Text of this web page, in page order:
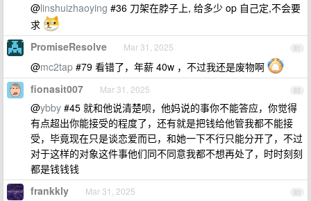
@linshuizhaoying #36 刀架在脖子上, 给多少 op 自己定,不会要
求
81
PromiseResolve Mar 31, 2025
@mc2tap #79 看错了，年薪 40w ，不过我还是废物啊
82
fionasit007 Mar 31, 2025
@ybby #45 就和他说清楚呗，他妈说的事你不能答应，你觉得
有点超出你能接受的程度了，还有就是把钱给他管我都不能接
受，毕竟现在只是谈恋爱而已，和她一下不行只能分开了，不过
对于这样的对象这件事他们同不同意我都不想再处了，时时刻刻
都是钱钱钱
83
frankkly Mar 31, 2025